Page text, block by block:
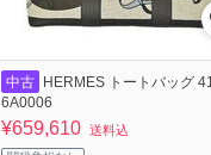
中古
HERMES トートバッグ
6A0006
¥659,610 送料込